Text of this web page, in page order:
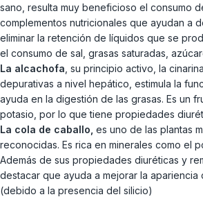
sano, resulta muy beneficioso el consumo
complementos nutricionales que ayudan a
eliminar la retención de líquidos que se
el consumo de sal, grasas saturadas,
La alcachofa , su principio activo, la
depurativas a nivel hepático, estimula la
ayuda en la digestión de las grasas. Es un
potasio, por lo que tiene propiedades
La cola de caballo, es uno de las plantas
reconocidas. Es rica en minerales como el
Además de sus propiedades diuréticas y
destacar que ayuda a mejorar la apariencia
(debido a la presencia del silicio)